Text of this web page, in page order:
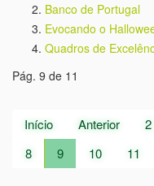
Banco de Portugal
Evocando o
Quadros de
Pág. 9 de 11
Início Anterior 2
8
9 10 11